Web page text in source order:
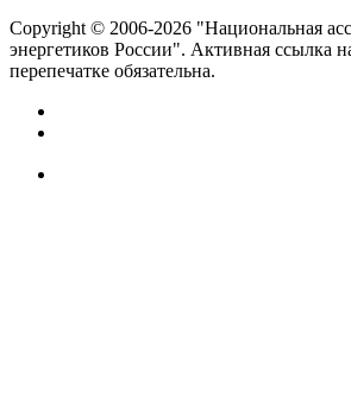
Copyright © 2006-2026 "Национальная
энергетиков России". Активная ссылка
перепечатке обязательна.